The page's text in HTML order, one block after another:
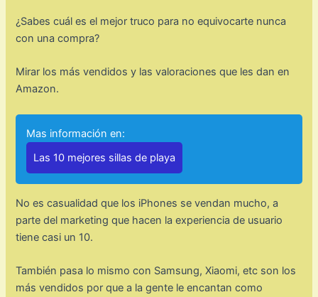
¿Sabes cuál es el mejor truco para no equivocarte nunca
con una compra?
Mirar los más vendidos y las valoraciones que les dan en
Amazon.
Mas información en:
Las 10 mejores sillas de playa
No es casualidad que los iPhones se vendan mucho, a
parte del marketing que hacen la experiencia de usuario
tiene casi un 10.
También pasa lo mismo con Samsung, Xiaomi, etc son los
más vendidos por que a la gente le encantan como